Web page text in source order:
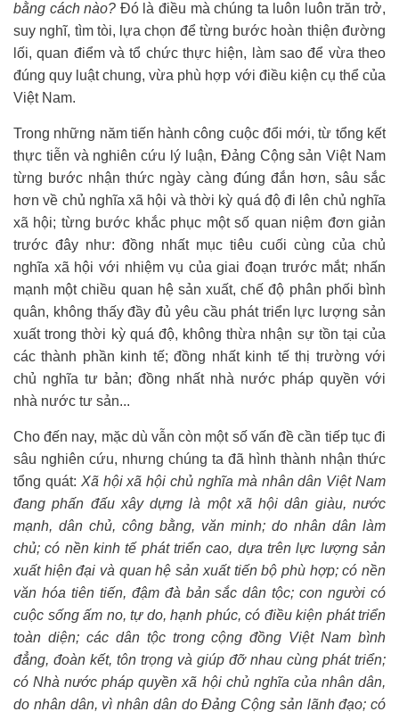
bằng cách nào? Đó là điều mà chúng ta luôn luôn trăn trở,
suy nghĩ, tìm tòi, lựa chọn để từng bước hoàn thiện đường
lối, quan điểm và tổ chức thực hiện, làm sao để vừa theo
đúng quy luật chung, vừa phù hợp với điều kiện cụ thể của
Việt Nam.
Trong những năm tiến hành công cuộc đổi mới, từ tổng kết
thực tiễn và nghiên cứu lý luận, Đảng Cộng sản Việt Nam
từng bước nhận thức ngày càng đúng đắn hơn, sâu sắc
hơn về chủ nghĩa xã hội và thời kỳ quá độ đi lên chủ nghĩa
xã hội; từng bước khắc phục một số quan niệm đơn giản
trước đây như: đồng nhất mục tiêu cuối cùng của chủ
nghĩa xã hội với nhiệm vụ của giai đoạn trước mắt; nhấn
mạnh một chiều quan hệ sản xuất, chế độ phân phối bình
quân, không thấy đầy đủ yêu cầu phát triển lực lượng sản
xuất trong thời kỳ quá độ, không thừa nhận sự tồn tại của
các thành phần kinh tế; đồng nhất kinh tế thị trường với
chủ nghĩa tư bản; đồng nhất nhà nước pháp quyền với
nhà nước tư sản...
Cho đến nay, mặc dù vẫn còn một số vấn đề cần tiếp tục đi
sâu nghiên cứu, nhưng chúng ta đã hình thành nhận thức
tổng quát: Xã hội xã hội chủ nghĩa mà nhân dân Việt Nam
đang phấn đấu xây dựng là một xã hội dân giàu, nước
mạnh, dân chủ, công bằng, văn minh; do nhân dân làm
chủ; có nền kinh tế phát triển cao, dựa trên lực lượng sản
xuất hiện đại và quan hệ sản xuất tiến bộ phù hợp; có nền
văn hóa tiên tiến, đậm đà bản sắc dân tộc; con người có
cuộc sống ấm no, tự do, hạnh phúc, có điều kiện phát triển
toàn diện; các dân tộc trong cộng đồng Việt Nam bình
đẳng, đoàn kết, tôn trọng và giúp đỡ nhau cùng phát triển;
có Nhà nước pháp quyền xã hội chủ nghĩa của nhân dân,
do nhân dân, vì nhân dân do Đảng Cộng sản lãnh đạo; có